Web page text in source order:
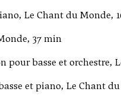
Le Chant du Monde,
37 min
pour basse et orchestre,
et piano, Le Chant